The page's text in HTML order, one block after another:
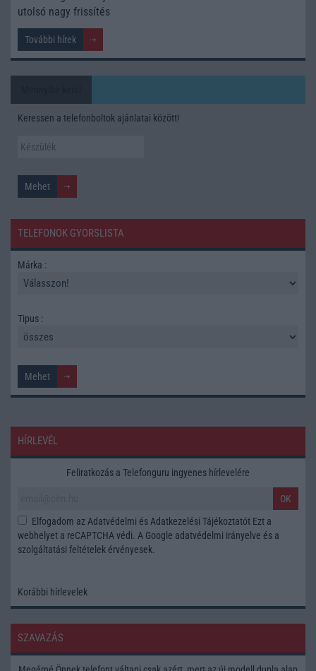
utolsó nagy frissítés
További hírek
Keressen a telefonboltok ajánlatai között!
TELEFONOK GYORSLISTA
Márka :
Tipus :
HÍRLEVÉL
Feliratkozás a Telefonguru ingyenes hírlevelére
OK
Elfogadom az Adatvédelmi és Adatkezelési Tájékoztatót Ezt a
webhelyet a reCAPTCHA védi. A Google adatvédelmi irányelve és a
szolgáltatási feltételek érvényesek.
Korábbi hírlevelek
SZAVAZÁS